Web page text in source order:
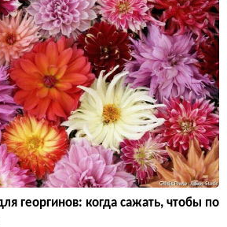
георгинов: когда сажать, чтобы по